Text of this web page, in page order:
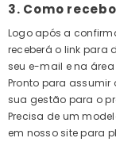
3. Como
Logo após a
receberá o link para
seu e-mail e na área
Pronto para
sua gestão para o
Precisa de um
em nosso site para